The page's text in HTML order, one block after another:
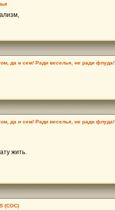
да и сем! Ради веселья, не ради флуда!
да и сем! Ради веселья, не ради флуда!
жить.
(СОС)